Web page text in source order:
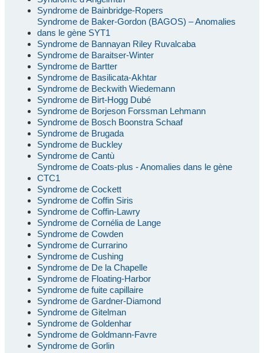
Syndrome de Bainbridge-Ropers
Syndrome de Baker-Gordon (BAGOS) – Anomalies
dans le gène SYT1
Syndrome de Bannayan Riley Ruvalcaba
Syndrome de Baraitser-Winter
Syndrome de Bartter
Syndrome de Basilicata-Akhtar
Syndrome de Beckwith Wiedemann
Syndrome de Birt-Hogg Dubé
Syndrome de Borjeson Forssman Lehmann
Syndrome de Bosch Boonstra Schaaf
Syndrome de Brugada
Syndrome de Buckley
Syndrome de Cantù
Syndrome de Coats-plus - Anomalies dans le gène
CTC1
Syndrome de Cockett
Syndrome de Coffin Siris
Syndrome de Coffin-Lawry
Syndrome de Cornélia de Lange
Syndrome de Cowden
Syndrome de Currarino
Syndrome de Cushing
Syndrome de De la Chapelle
Syndrome de Floating-Harbor
Syndrome de fuite capillaire
Syndrome de Gardner-Diamond
Syndrome de Gitelman
Syndrome de Goldenhar
Syndrome de Goldmann-Favre
Syndrome de Gorlin